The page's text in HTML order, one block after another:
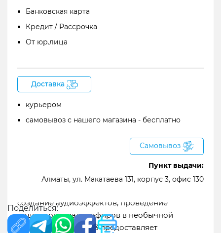
аудиорекордер
Мультиканальные портативные рекордеры
предоставляют широкий набор сценариев их
создание аудиоэффектов, проведение
подкастов и радиоэфиров в необычной
обстановке. Zoom F3 предоставляет
Банковская карта
Кредит / Рассрочка
От юр.лица
Доставка
курьером
самовывоз с нашего магазина - бесплатно
Самовывоз
Пункт выдачи:
Алматы, ул. Макатаева 131, корпус 3, офис 130
Поделиться: